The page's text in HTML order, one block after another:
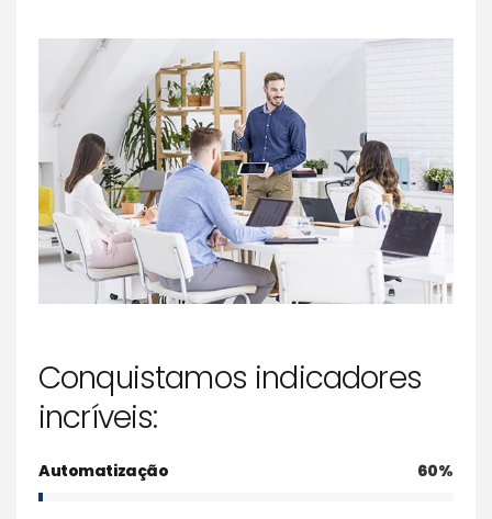
Conquistamos indicadores
incríveis:
Automatização 60%